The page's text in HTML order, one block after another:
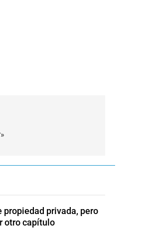
propiedad privada, pero
otro capítulo